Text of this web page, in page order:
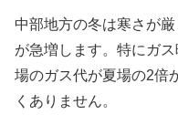
中部地方の冬は寒さが
が急増します。特にガ
場のガス代が夏場の2倍
くありません。